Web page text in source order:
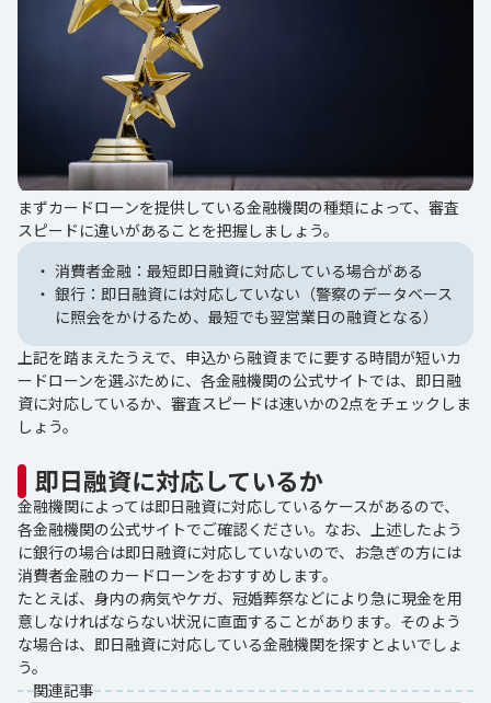
まずカードローンを提供している金融機関の種類によって、審査
スピードに違いがあることを把握しましょう。
消費者金融：最短即日融資に対応している場合がある
銀行：即日融資には対応していない（警察のデータベース
に照会をかけるため、最短でも翌営業日の融資となる）
上記を踏まえたうえで、申込から融資までに要する時間が短いカ
ードローンを選ぶために、各金融機関の公式サイトでは、即日融
資に対応しているか、審査スピードは速いかの2点をチェックしま
しょう。
即日融資に対応しているか
金融機関によっては即日融資に対応しているケースがあるので、
各金融機関の公式サイトでご確認ください。なお、上述したよう
に銀行の場合は即日融資に対応していないので、お急ぎの方には
消費者金融のカードローンをおすすめします。
たとえば、身内の病気やケガ、冠婚葬祭などにより急に現金を用
意しなければならない状況に直面することがあります。そのよう
な場合は、即日融資に対応している金融機関を探すとよいでしょ
う。
関連記事